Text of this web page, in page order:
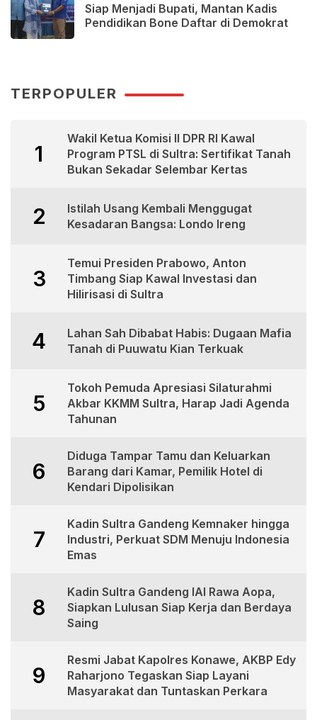
Siap Menjadi Bupati, Mantan Kadis
Pendidikan Bone Daftar di Demokrat
TERPOPULER
1
Wakil Ketua Komisi II DPR RI Kawal
Program PTSL di Sultra: Sertifikat Tanah
Bukan Sekadar Selembar Kertas
2
Istilah Usang Kembali Menggugat
Kesadaran Bangsa: Londo Ireng
3
Temui Presiden Prabowo, Anton
Timbang Siap Kawal Investasi dan
Hilirisasi di Sultra
4
Lahan Sah Dibabat Habis: Dugaan Mafia
Tanah di Puuwatu Kian Terkuak
5
Tokoh Pemuda Apresiasi Silaturahmi
Akbar KKMM Sultra, Harap Jadi Agenda
Tahunan
6
Diduga Tampar Tamu dan Keluarkan
Barang dari Kamar, Pemilik Hotel di
Kendari Dipolisikan
7
Kadin Sultra Gandeng Kemnaker hingga
Industri, Perkuat SDM Menuju Indonesia
Emas
8
Kadin Sultra Gandeng IAI Rawa Aopa,
Siapkan Lulusan Siap Kerja dan Berdaya
Saing
9
Resmi Jabat Kapolres Konawe, AKBP Edy
Raharjono Tegaskan Siap Layani
Masyarakat dan Tuntaskan Perkara